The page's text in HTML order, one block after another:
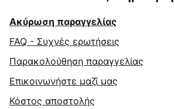
Ακύρωση παραγγελίας
FAQ - Συχνές ερωτήσεις
Παρακολούθηση παραγγελίας
Επικοινωνήστε μαζί μας
Κόστος αποστολής